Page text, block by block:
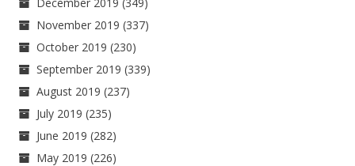
November 2019 (337)
October 2019 (230)
September 2019 (339)
August 2019 (237)
July 2019 (235)
June 2019 (282)
May 2019 (226)